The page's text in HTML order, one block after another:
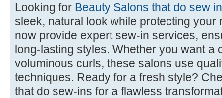
Looking for Beauty Salons that do sew
sleek, natural look while protecting your
now provide expert sew-in services,
long-lasting styles. Whether you want a
voluminous curls, these salons use
techniques. Ready for a fresh style?
that do sew-ins for a flawless